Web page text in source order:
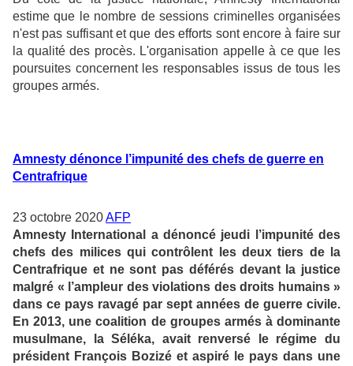
estime que le nombre de sessions criminelles organisées
n'est pas suffisant et que des efforts sont encore à faire sur
la qualité des procès. L'organisation appelle à ce que les
poursuites concernent les responsables issus de tous les
groupes armés.
Amnesty dénonce l’impunité des chefs de guerre en
Centrafrique
23 octobre 2020AFP
Amnesty International a dénoncé jeudi l’impunité des
chefs des milices qui contrôlent les deux tiers de la
Centrafrique et ne sont pas déférés devant la justice
malgré « l’ampleur des violations des droits humains »
dans ce pays ravagé par sept années de guerre civile.
En 2013, une coalition de groupes armés à dominante
musulmane, la Séléka, avait renversé le régime du
président François Bozizé et aspiré le pays dans une